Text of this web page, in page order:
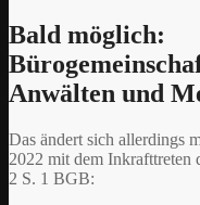
Bald möglich:
Anwälten und
Das ändert sich allerdings
2022 mit dem Inkrafttreten
2 S. 1 BGB: